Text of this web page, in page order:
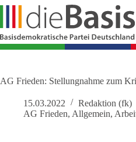
Zum
springen
AG Frieden: Stellungnahme zum
15.03.2022
Redaktion (fk)
AG Frieden, Allgemein,